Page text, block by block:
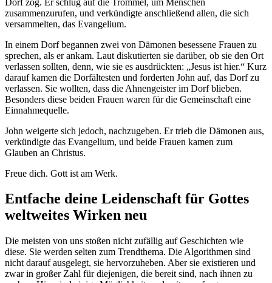
zusammenzurufen, und verkündigte anschließend allen, die sich
versammelten, das Evangelium.
In einem Dorf begannen zwei von Dämonen besessene Frauen zu
sprechen, als er ankam. Laut diskutierten sie darüber, ob sie den Ort
verlassen sollten, denn, wie sie es ausdrückten: „Jesus ist hier.“ Kurz
darauf kamen die Dorfältesten und forderten John auf, das Dorf zu
verlassen. Sie wollten, dass die Ahnengeister im Dorf blieben.
Besonders diese beiden Frauen waren für die Gemeinschaft eine
Einnahmequelle.
John weigerte sich jedoch, nachzugeben. Er trieb die Dämonen aus,
verkündigte das Evangelium, und beide Frauen kamen zum
Glauben an Christus.
Freue dich. Gott ist am Werk.
Entfache deine Leidenschaft für Gottes
weltweites Wirken neu
Die meisten von uns stoßen nicht zufällig auf Geschichten wie
diese. Sie werden selten zum Trendthema. Die Algorithmen sind
nicht darauf ausgelegt, sie hervorzuheben. Aber sie existieren und
zwar in großer Zahl für diejenigen, die bereit sind, nach ihnen zu